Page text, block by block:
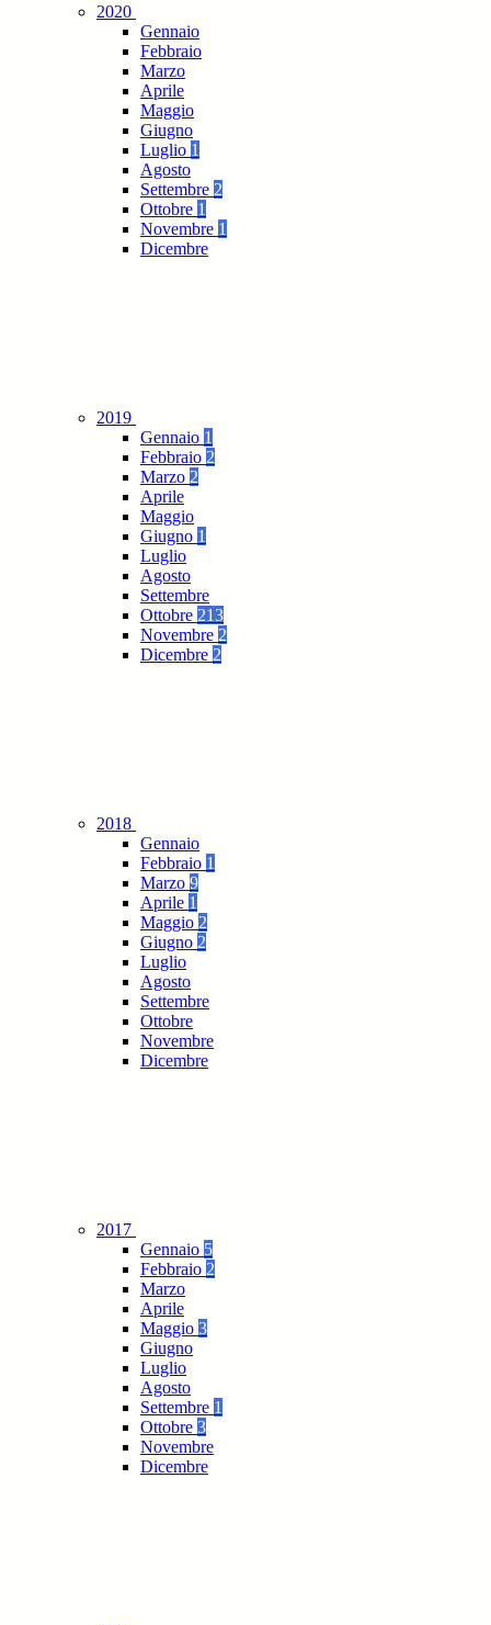
2020
Gennaio
Febbraio
Marzo
Aprile
Maggio
Giugno
Luglio 1
Agosto
Settembre 2
Ottobre 1
Novembre 1
Dicembre
2019
Gennaio 1
Febbraio 2
Marzo 2
Aprile
Maggio
Giugno 1
Luglio
Agosto
Settembre
Ottobre 213
Novembre 2
Dicembre 2
2018
Gennaio
Febbraio 1
Marzo 9
Aprile 1
Maggio 2
Giugno 2
Luglio
Agosto
Settembre
Ottobre
Novembre
Dicembre
2017
Gennaio 5
Febbraio 2
Marzo
Aprile
Maggio 3
Giugno
Luglio
Agosto
Settembre 1
Ottobre 3
Novembre
Dicembre